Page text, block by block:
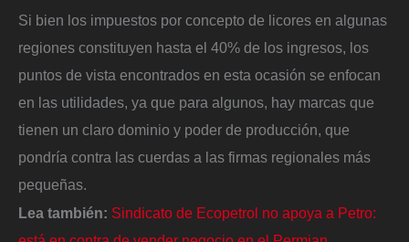
Si bien los impuestos por concepto de licores en algunas
regiones constituyen hasta el 40% de los ingresos, los
puntos de vista encontrados en esta ocasión se enfocan
en las utilidades, ya que para algunos, hay marcas que
tienen un claro dominio y poder de producción, que
pondría contra las cuerdas a las firmas regionales más
pequeñas.
Lea también: Sindicato de Ecopetrol no apoya a Petro: